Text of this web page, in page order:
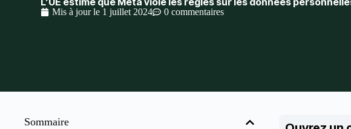
Mis à jour le 1 juillet 2024 0 commentaires
Sommaire